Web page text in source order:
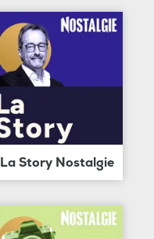
La Story Nostalgie